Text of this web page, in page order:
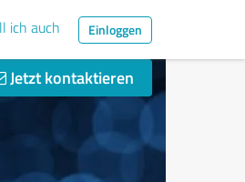
ich auch Einloggen
Jetzt kontaktieren